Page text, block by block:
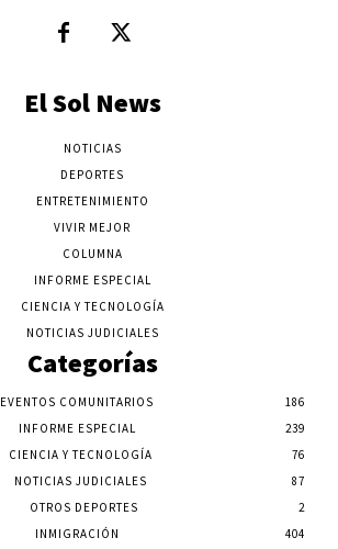
El Sol News
NOTICIAS
DEPORTES
ENTRETENIMIENTO
VIVIR MEJOR
COLUMNA
INFORME ESPECIAL
CIENCIA Y TECNOLOGÍA
NOTICIAS JUDICIALES
Categorías
EVENTOS COMUNITARIOS
186
INFORME ESPECIAL
239
CIENCIA Y TECNOLOGÍA
76
NOTICIAS JUDICIALES
87
OTROS DEPORTES
2
INMIGRACIÓN
404